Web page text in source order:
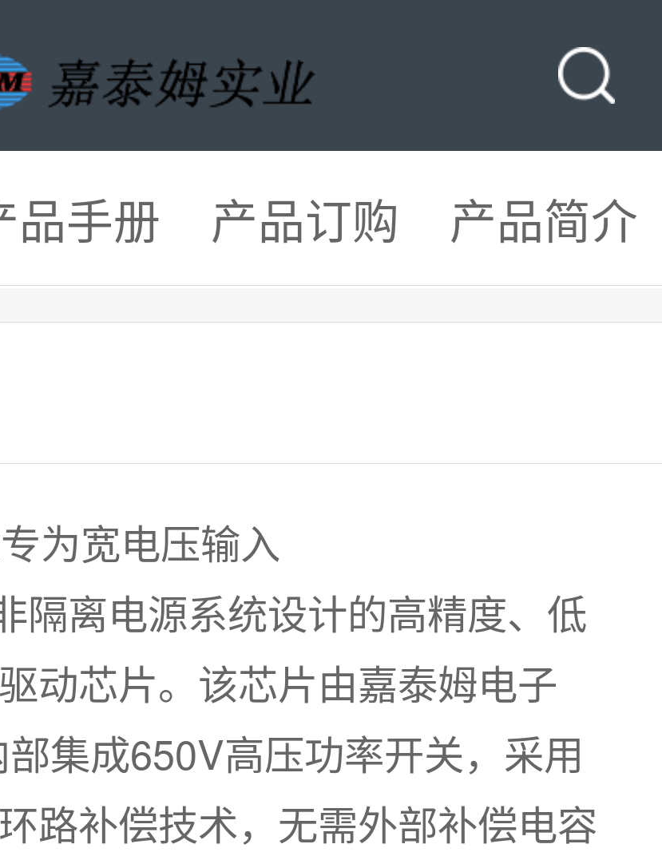
品手册 产品订购 产品简介
为宽电压输入
隔离电源系统设计的高精度、低
动芯片。该芯片由嘉泰姆电子
部集成650V高压功率开关，采用
路补偿技术，无需外部补偿电容